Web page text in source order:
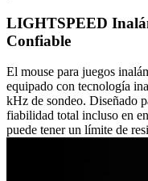
LIGHTSPEED
Confiable
El mouse para juegos
equipado con tecnología
kHz de sondeo. Diseñado
fiabilidad total incluso en
puede tener un límite de